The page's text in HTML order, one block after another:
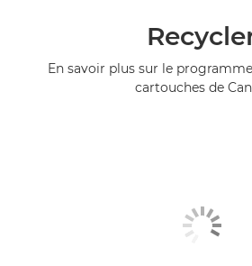
En savoir plus sur le
cartouches de